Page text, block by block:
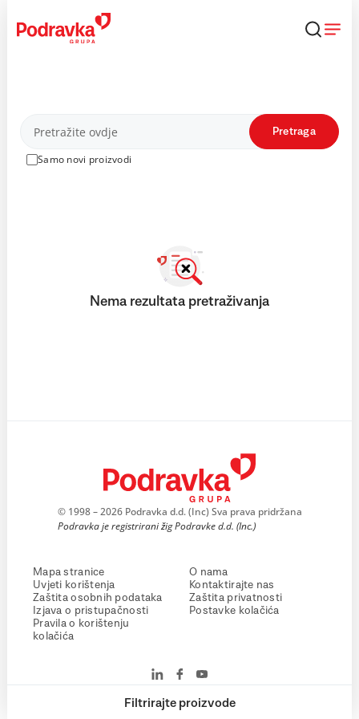
content
Proizvodi
Samo novi proizvodi
Pretraga
Filtrirajte proizvode
Nema rezultata pretraživanja
© 1998 – 2026 Podravka d.d. (Inc) Sva prava pridržana
Podravka je registrirani žig Podravke d.d. (Inc.)
Mapa stranice
Uvjeti korištenja
Zaštita osobnih podataka
Izjava o pristupačnosti
Pravila o korištenju
kolačića
O nama
Kontaktirajte nas
Zaštita privatnosti
Postavke kolačića